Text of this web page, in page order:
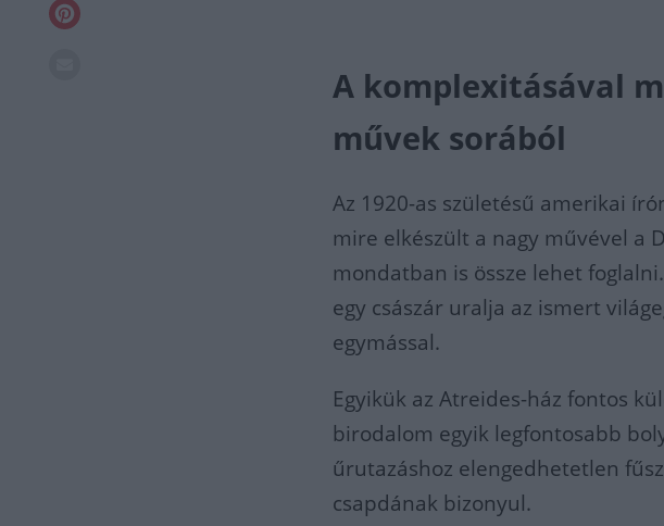
A komplexitásával
művek sorából
Az 1920-as születésű amerikai
mire elkészült a nagy művével a
mondatban is össze lehet
egy császár uralja az ismert
egymással.
Egyikük az Atreides-ház fontos
birodalom egyik legfontosabb
űrutazáshoz elengedhetetlen
csapdának bizonyul.